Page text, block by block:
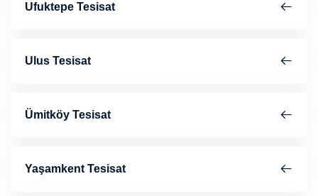
Ufuktepe Tesisat
Ulus Tesisat
Ümitköy Tesisat
Yaşamkent Tesisat